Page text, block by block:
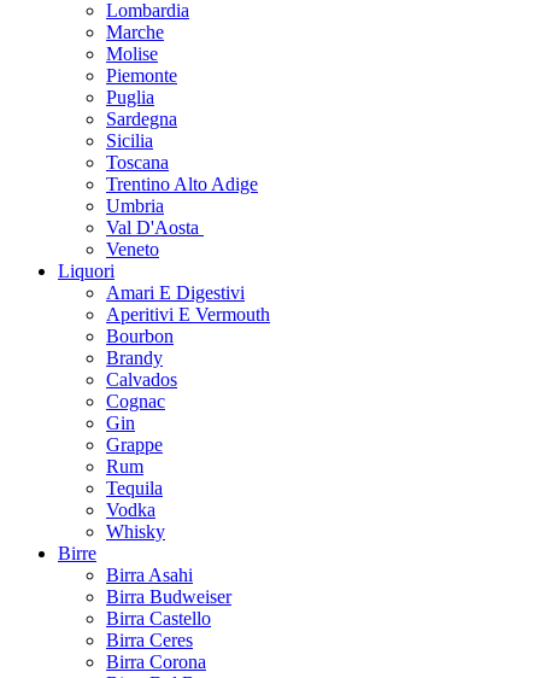
Lombardia
Marche
Molise
Piemonte
Puglia
Sardegna
Sicilia
Toscana
Trentino Alto Adige
Umbria
Val D'Aosta
Veneto
Liquori
Amari E Digestivi
Aperitivi E Vermouth
Bourbon
Brandy
Calvados
Cognac
Gin
Grappe
Rum
Tequila
Vodka
Whisky
Birre
Birra Asahi
Birra Budweiser
Birra Castello
Birra Ceres
Birra Corona